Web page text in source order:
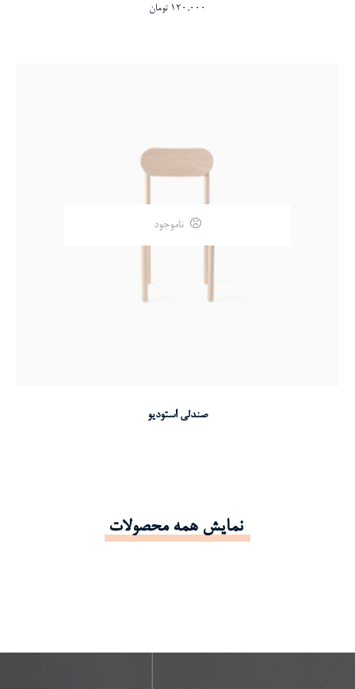
120,000 تومان
ناموجود
انتخاب گزینه ها
صندلی استودیو
نمایش همه محصولات